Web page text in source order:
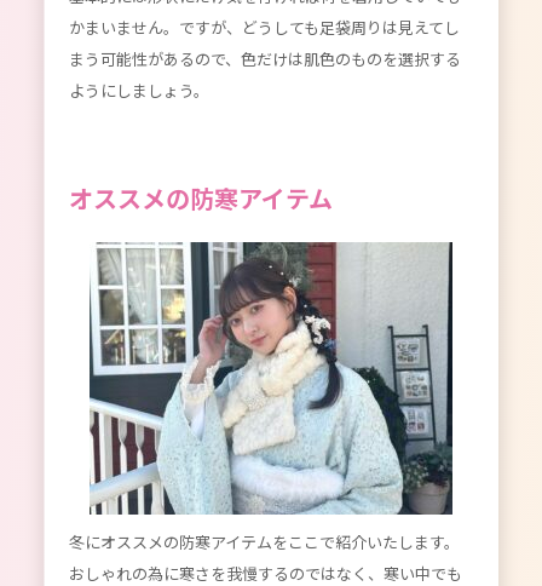
かまいません。ですが、どうしても足袋周りは見えてし
まう可能性があるので、色だけは肌色のものを選択する
ようにしましょう。
オススメの防寒アイテム
冬にオススメの防寒アイテムをここで紹介いたします。
おしゃれの為に寒さを我慢するのではなく、寒い中でも